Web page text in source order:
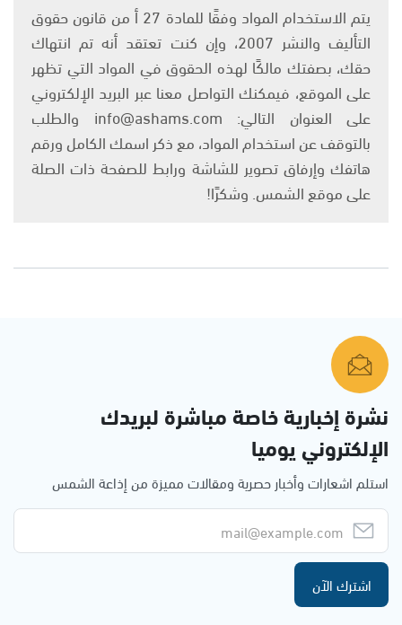
يتم الاستخدام المواد وفقًا للمادة 27 أ من قانون حقوق
التأليف والنشر 2007، وإن كنت تعتقد أنه تم انتهاك
حقك، بصفتك مالكًا لهذه الحقوق في المواد التي تظهر
على الموقع، فيمكنك التواصل معنا عبر البريد الإلكتروني
على العنوان التالي: info@ashams.com والطلب
بالتوقف عن استخدام المواد، مع ذكر اسمك الكامل ورقم
هاتفك وإرفاق تصوير للشاشة ورابط للصفحة ذات الصلة
على موقع الشمس. وشكرًا!
نشرة إخبارية خاصة مباشرة لبريدك
الإلكتروني يوميا
استلم اشعارات وأخبار حصرية ومقالات مميزة من إذاعة الشمس
اشترك الآن